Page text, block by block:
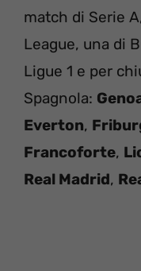
match di Serie
League, una di
Ligue 1 e per
Spagnola:
Everton,
Francoforte,
Real Madrid,